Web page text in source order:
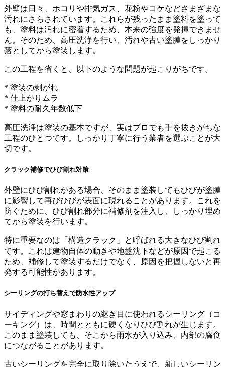
外壁は日々、ホコリや排気ガス、花粉やコケなどさまざまな
汚れにさらされています。これらが残ったまま塗料を塗って
も、塗料は汚れに密着するため、本来の強度を発揮できませ
ん。そのため、高圧洗浄を行い、汚れや古い塗膜をしっかり
落としてから塗装します。
この工程を省くと、以下のような問題が起こりがちです。
* 塗装の剥がれ
* 仕上がりムラ
* 塗料の耐久年数低下
高圧洗浄は塗装の基本ですが、実はプロでも手を抜きがちな
工程のひとつです。しっかり丁寧に行う業者を選ぶことが大
切です。
クラック補修でひび割れ対策
外壁にひび割れがある場合、そのまま塗装してもひびが塗膜
に影響して再びひびが表面に現れることがあります。これを
防ぐために、ひび割れ部分に補修剤を注入し、しっかり埋め
てから塗装を行います。
特に重要なのは「構造クラック」と呼ばれる大きなひび割れ
です。これは建物自体の動きや地盤沈下などが原因で起こる
ため、補修して塗装するだけでなく、原因を把握しないと再
発する可能性があります。
シーリングの打ち替えで防水性アップ
サイディングや窓まわりの継ぎ目に使われるシーリング（コ
ーキング）は、時間とともに硬くなりひび割れが生じます。
このまま塗装しても、そこから雨水が入り込み、内部の腐食
につながることがあります。
古いシーリングを完全に取り除いたうえで、新しいシーリン